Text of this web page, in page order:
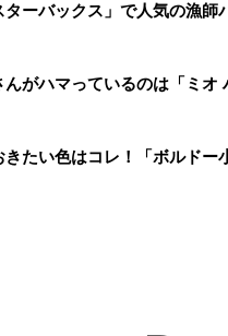
ターバックス」で人気の漁
んがハマっているのは「ミ
きたい色はコレ！「ボルドー